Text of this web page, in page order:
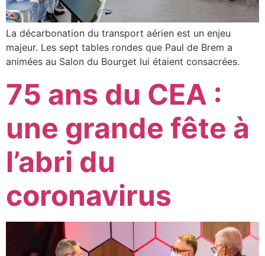
La décarbonation du transport aérien est un enjeu
majeur. Les sept tables rondes que Paul de Brem a
animées au Salon du Bourget lui étaient consacrées.
75 ans du CEA :
une grande fête à
l’abri du
coronavirus